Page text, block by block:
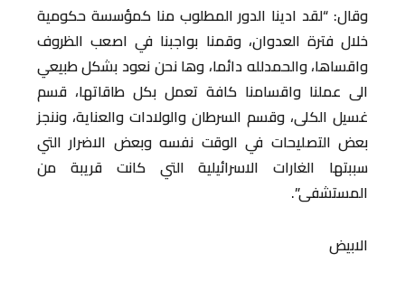
وقال: “لقد ادينا الدور المطلوب منا كمؤسسة حكومية
خلال فترة العدوان، وقمنا بواجبنا في اصعب الظروف
واقساها، والحمدلله دائما، وها نحن نعود بشكل طبيعي
الى عملنا واقسامنا كافة تعمل بكل طاقاتها، قسم
غسيل الكلى، وقسم السرطان والولادات والعناية، وننجز
بعض التصليحات في الوقت نفسه وبعض الاضرار التي
سببتها الغارات الاسرائيلية التي كانت قريبة من
المستشفى”.
الابيض